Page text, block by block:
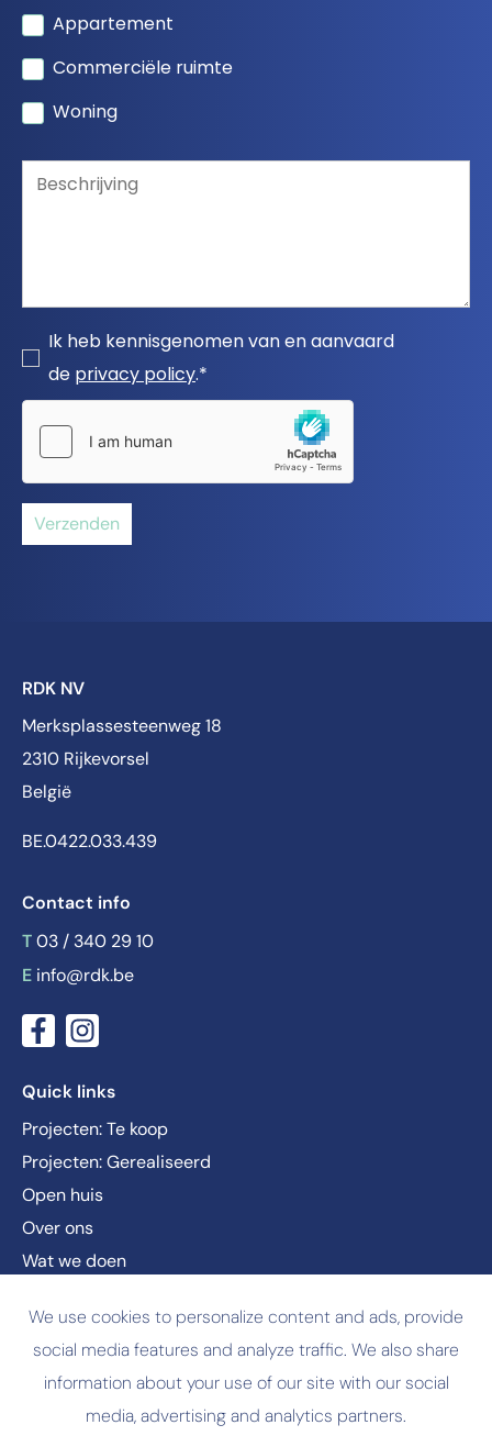
Appartement
Commerciële ruimte
Woning
Ik heb kennisgenomen van en aanvaard
de privacy policy.*
Verzenden
RDK NV
Merksplassesteenweg 18
2310 Rijkevorsel
België
BE.0422.033.439
Contact info
T 03 / 340 29 10
E info@rdk.be
Quick links
Projecten: Te koop
Projecten: Gerealiseerd
Open huis
Over ons
Wat we doen
Vacatures
Contact
We use cookies to personalize content and ads, provide
social media features and analyze traffic. We also share
information about your use of our site with our social
media, advertising and analytics partners.